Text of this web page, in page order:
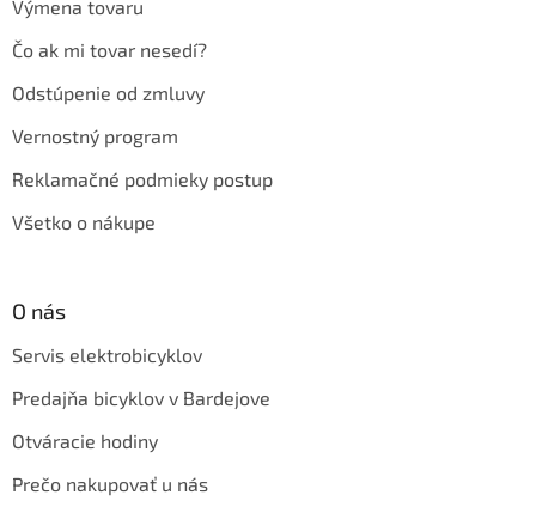
Výmena tovaru
Čo ak mi tovar nesedí?
Odstúpenie od zmluvy
Vernostný program
Reklamačné podmieky postup
Všetko o nákupe
O nás
Servis elektrobicyklov
Predajňa bicyklov v Bardejove
Otváracie hodiny
Prečo nakupovať u nás